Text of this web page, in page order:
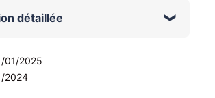
détaillée
01/2025
2024